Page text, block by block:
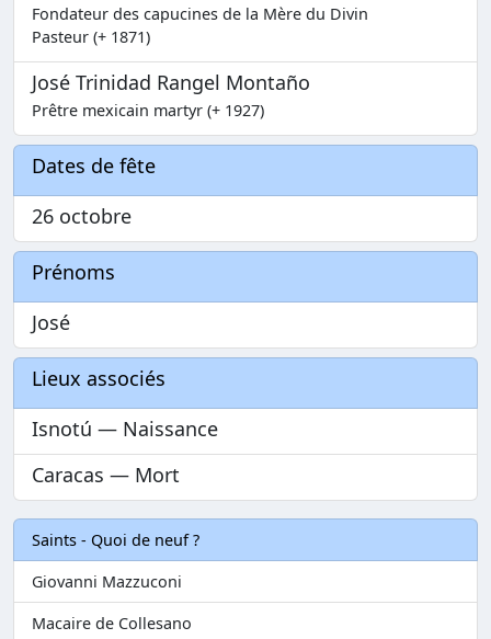
Fondateur des capucines de la Mère du Divin
Pasteur (+ 1871)
José Trinidad Rangel Montaño
Prêtre mexicain martyr (+ 1927)
Dates de fête
26 octobre
Prénoms
José
Lieux associés
Isnotú — Naissance
Caracas — Mort
Saints - Quoi de neuf ?
Giovanni Mazzuconi
Macaire de Collesano